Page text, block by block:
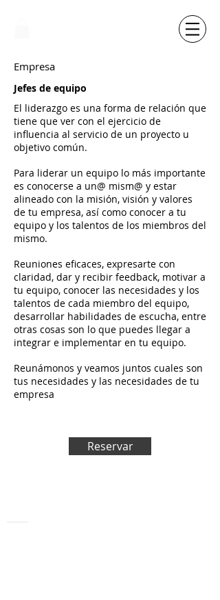
Empresa
Jefes de equipo
El liderazgo es una forma de relación que
tiene que ver con el ejercicio de
influencia al servicio de un proyecto u
objetivo común.
Para liderar un equipo lo más importante
es conocerse a un@ mism@ y estar
alineado con la misión, visión y valores
de tu empresa, así como conocer a tu
equipo y los talentos de los miembros del
mismo.
Reuniones eficaces, expresarte con
claridad, dar y recibir feedback, motivar a
tu equipo, conocer las necesidades y los
talentos de cada miembro del equipo,
desarrollar habilidades de escucha, entre
otras cosas son lo que puedes llegar a
integrar e implementar en tu equipo.
Reunámonos y veamos juntos cuales son
tus necesidades y las necesidades de tu
empresa
Reservar